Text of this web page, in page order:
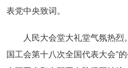
表党中央致词。
人民大会堂大礼堂气氛热烈
国工会第十八次全国代表大会”